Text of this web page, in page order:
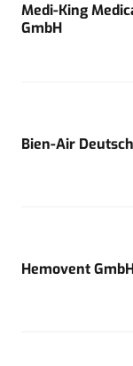
Medi-King
GmbH
Bien-Air
Hemovent